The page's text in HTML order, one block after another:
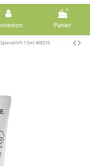
0
Panier
15ml 408310